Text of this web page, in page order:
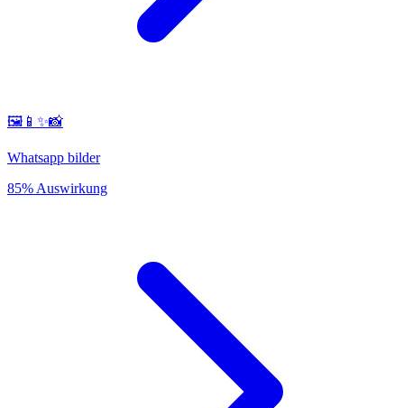
🖼️📱✨📸
Whatsapp bilder
85% Auswirkung